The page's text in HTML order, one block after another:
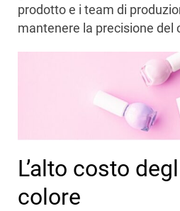
prodotto e i team di
mantenere la precisione del
L’alto costo
colore